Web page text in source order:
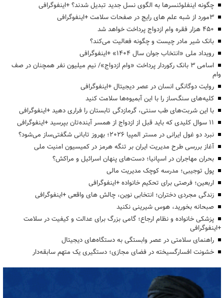
چگونه اینفلوئنسرها به الگوی نسل جدید تبدیل شدند؟ +اینفوگرافی
3مورد از شبه علم های رایج در صفحات سلامت +اینفوگرافی
۴۵۰ هزار فقره وام ازدواج پرداخت خواهد شد
بانک شیر مادر چیست و چگونه فعالیت می‌کند؟
رویداد ملی «انتخاب جوان سال ۱۴۰۴» +اینفوگرافی
اسامی ۳ بانک رکوردار پرداخت «وام ازدواج»/ نیم میلیون نفر همچنان در صف
وام
روایت دوگانگی انسان در عصر دیجیتال +اینفوگرافی
کلیه‌های سنگ‌ساز را با این آبمیوه‌ها سلامت کنید
با این شربت‌های طب سنتی، گرمازدگی تابستان را فراری دهید +اینفوگرافی
۱۱ سوال کلیدی که باید قبل از ازدواج از همسر آینده‌تان بپرسید +اینفوگرافی
نبرد دو غول ایرانی در مستر المپیا ۲۰۲۶؛ بهروز تابانی شگفتی‌ساز می‌شود؟
آغاز بررسی طرح مدیریت ایران بر تنگه هرمز در کمیسیون امنیت ملی
بحران مهاجران در اسپانیا؛ دست‌های پنهان اسرائیل و مراکش؟
پول توجیبی؛ مدرسه کوچک مدیریت مالی
اربعین؛ فرصتی برای تحکیم خانواده +اینفوگرافی
زندگی مجردی دختران؛ انتخابی نوین، چالش های واقعی +اینفوگرافی
صبحانه بخورید، هوس شیرینی نکنید
پزشکی خانواده و نظام ارجاع؛ گامی بزرگ برای عدالت و کیفیت در سلامت
+اینفوگرافی
راهنمای سلامتی در عصر وابستگی به دستگاه‌های دیجیتال
خشونت افسارگسیخته در فضای مجازی؛ دستگیری یک متهم سابقه‌دار